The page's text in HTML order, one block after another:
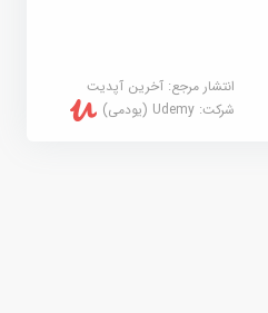
انتشار مرجع:آخرین آپدیت
شرکت:Udemy (یودمی)